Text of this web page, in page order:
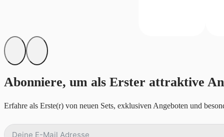
Abonniere, um als Erster attraktive
Erfahre als Erste(r) von neuen Sets, exklusiven Angeboten und